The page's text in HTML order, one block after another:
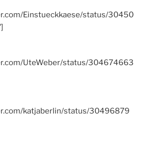
Einstueckkaese/status/30450
UteWeber/status/304674663
katjaberlin/status/30496879